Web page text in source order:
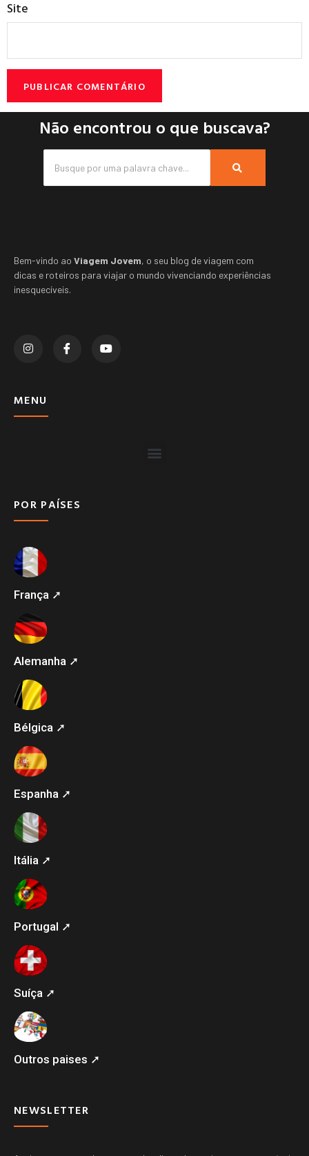
Site
Não encontrou o que buscava?
Bem-vindo ao Viagem Jovem, o seu blog de viagem com
dicas e roteiros para viajar o mundo vivenciando experiências
inesquecíveis.
MENU
POR PAÍSES
França ➚
Alemanha ➚
Bélgica ➚
Espanha ➚
Itália ➚
Portugal ➚
Suíça ➚
Outros paises ➚
NEWSLETTER